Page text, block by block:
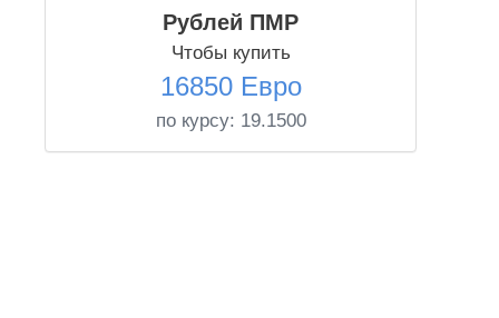
Рублей ПМР
Чтобы купить
16850 Евро
по курсу: 19.1500